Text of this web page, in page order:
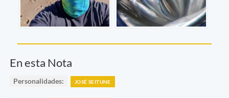
En esta Nota
Personalidades: JOSÉ SEITUNE